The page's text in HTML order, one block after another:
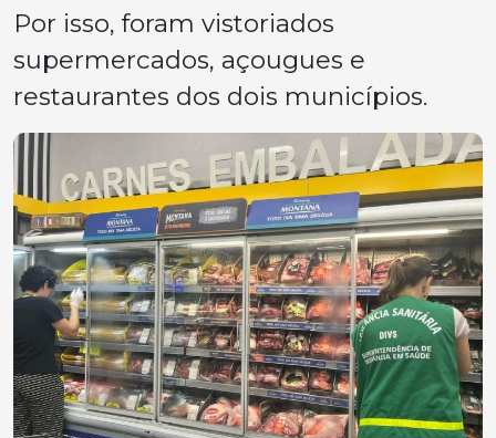
Por isso, foram vistoriados
supermercados, açougues e
restaurantes dos dois municípios.